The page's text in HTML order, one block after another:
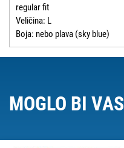
regular fit
Veličina: L
Boja: nebo plava (sky blue)
MOGLO BI